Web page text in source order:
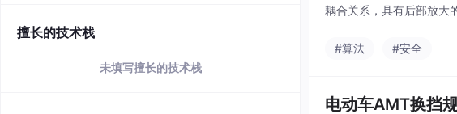
擅长的技术栈
未填写擅长的技术栈
耦合关系，具有后部放大
#算法
#安全
电动车AMT换挡